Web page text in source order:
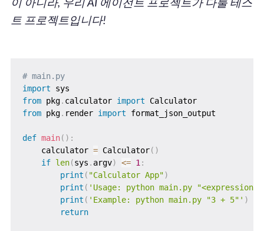
트 프로젝트입니다!
# main.py
import
from pkg. calculator import
Calculator
from pkg. render import format_json_output
def main( ) :
    calculator
= Calculator( )
if len(sys . argv) <= 1 :
print ( "Calculator App")
print ( 'Usage: python main.py
print ( 'Example: python main.py "3 + 5"' )
return